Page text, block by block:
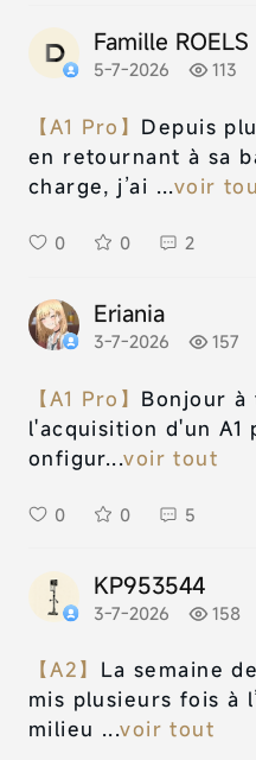
Famille ROELS
5-7-2026 113
【A1 Pro】 Depuis
en retournant à sa
charge, j’ai ...voir
0 0 2
Eriania
3-7-2026 157
【A1 Pro】 Bonjour à
l'acquisition d'un
onfigur...voir tout
0 0 5
KP953544
3-7-2026 158
【A2】 La semaine
mis plusieurs fois à
milieu ...voir tout